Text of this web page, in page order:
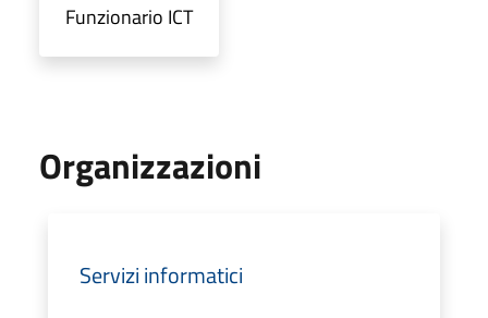
Funzionario ICT
Organizzazioni
Servizi informatici